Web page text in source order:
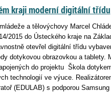
kraji moderní digitální třídu
a tělovýchovy Marcel
2015 do Ústeckého kraje na
otevřel digitální třídu
dotykovou obrazovkou a tablety.
do projektu Škola
technologií ve výuce.
(EDULAB) s podporou